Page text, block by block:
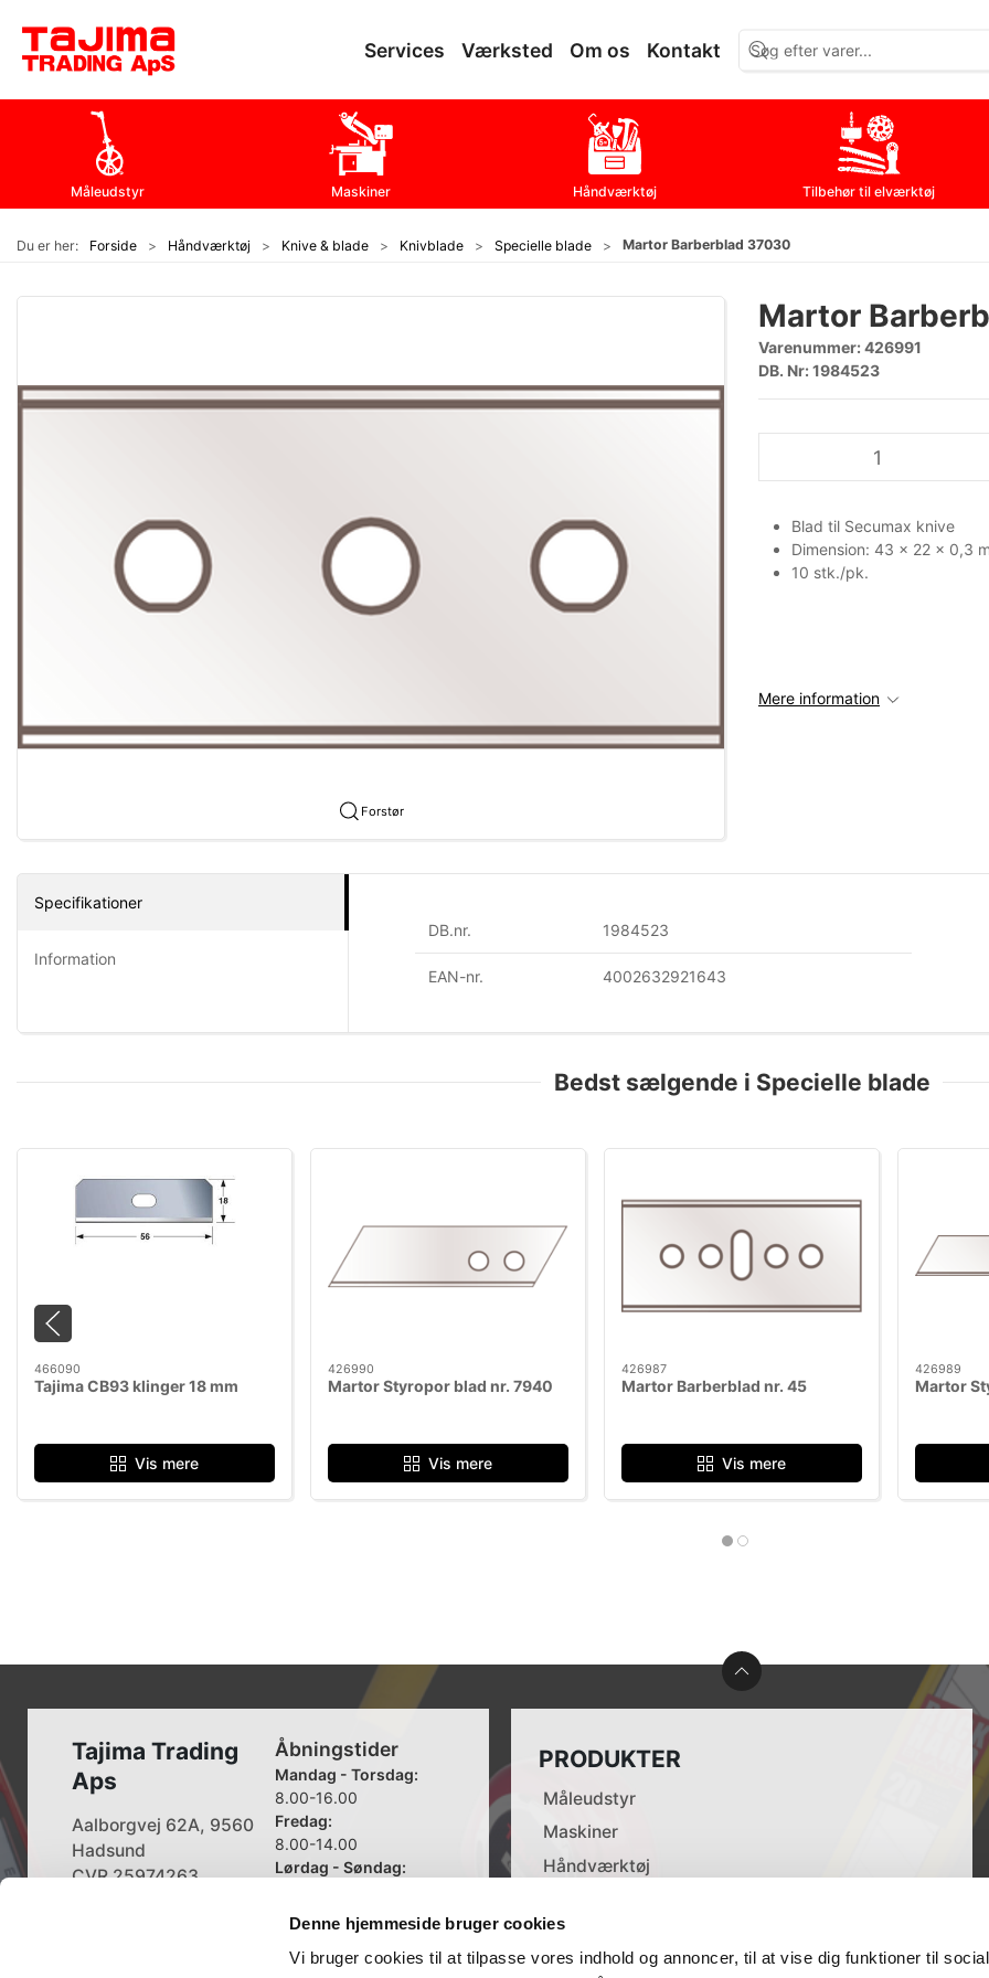
Denne hjemmeside bruger cookies
Vi bruger cookies til at tilpasse vores indhold og annoncer, til at vise dig funktioner til
Services Værksted Om os Kontakt
Måleudstyr Maskiner Håndværktøj Tilbehør til elværktøj
Du er her: Forside Håndværktøj Knive & blade Knivblade Specielle blade Martor Barberblad 37030
Forstør
Martor
Varenummer:426991
DB. Nr: 1984523
Blad til Secumax knive
Dimension: 43 x 22 x 0,3
10 stk./pk.
Mere information
Specifikationer
Information
DB.nr. 1984523
EAN-nr. 4002632921643
Bedst sælgende i Specielle blade
466090
Tajima CB93 klinger 18 mm
Vis mere
426990
Martor Styropor blad nr. 7940
Vis mere
426987
Martor Barberblad nr. 45
Vis mere
426989
Martor
Tajima Trading
Aps
Aalborgvej 62A, 9560
Hadsund
CVR 25974263
Åbningstider
Mandag - Torsdag:
8.00-16.00
Fredag:
8.00-14.00
Lørdag - Søndag:
+45 96 52 08 60
info@tajima.dk
PRODUKTER
Måleudstyr
Maskiner
Håndværktøj
Opmærkning
Lasere